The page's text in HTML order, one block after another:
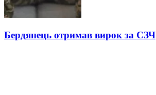
Бердянець отримав вирок за СЗЧ